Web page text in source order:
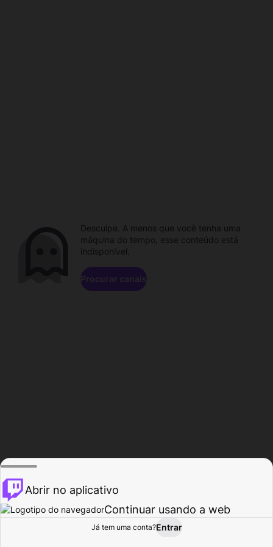
Procurar Atividade
Desculpe. A menos que você tenha uma
máquina do tempo, esse conteúdo está
indisponível.
Procurar canais
Abrir no aplicativo
Continuar usando a web
Já tem uma conta?Entrar